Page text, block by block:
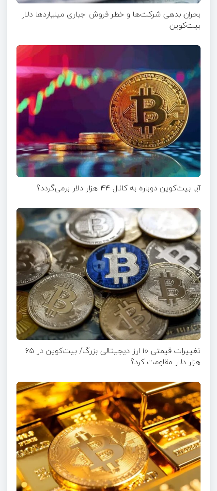
بحران بدهی شرکت‌ها و خطر فروش اجباری میلیاردها دلار
بیت‌کوین
آیا بیت‌کوین دوباره به کانال ۴۴ هزار دلار برمی‌گردد؟
تغییرات قیمتی ۱۰ ارز دیجیتالی بزرگ/ بیت‌کوین در ۶۵
هزار دلار مقاومت کرد؟